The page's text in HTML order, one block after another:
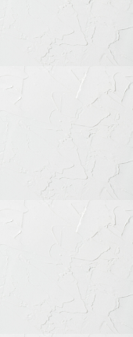
。まずはお気軽にご